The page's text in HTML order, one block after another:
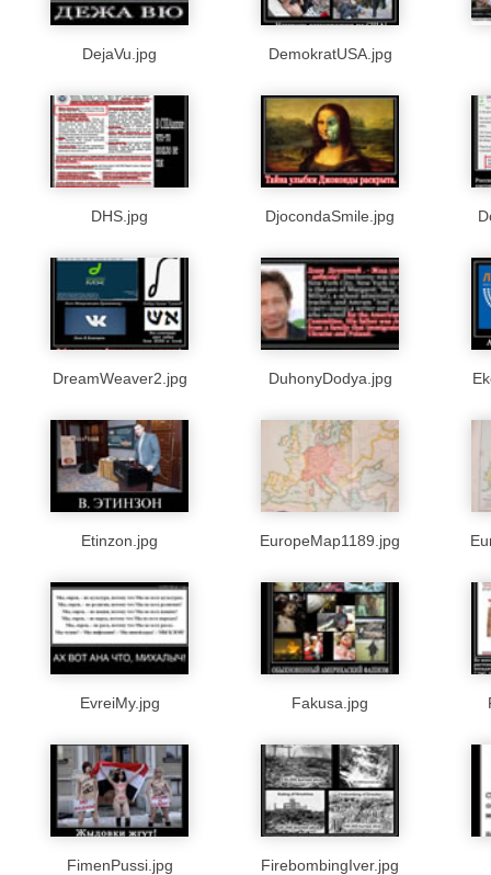
DejaVu.jpg DemokratUSA.jpg
DHS.jpg DjocondaSmile.jpg
DreamWeaver2.jpg DuhonyDodya.jpg
Etinzon.jpg EuropeMap1189.jpg
EvreiMy.jpg Fakusa.jpg
FimenPussi.jpg FirebombingIver.jpg